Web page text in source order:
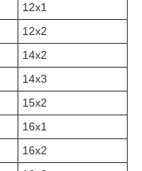
12х1
12х2
14х2
14х3
15х2
16х1
16х2